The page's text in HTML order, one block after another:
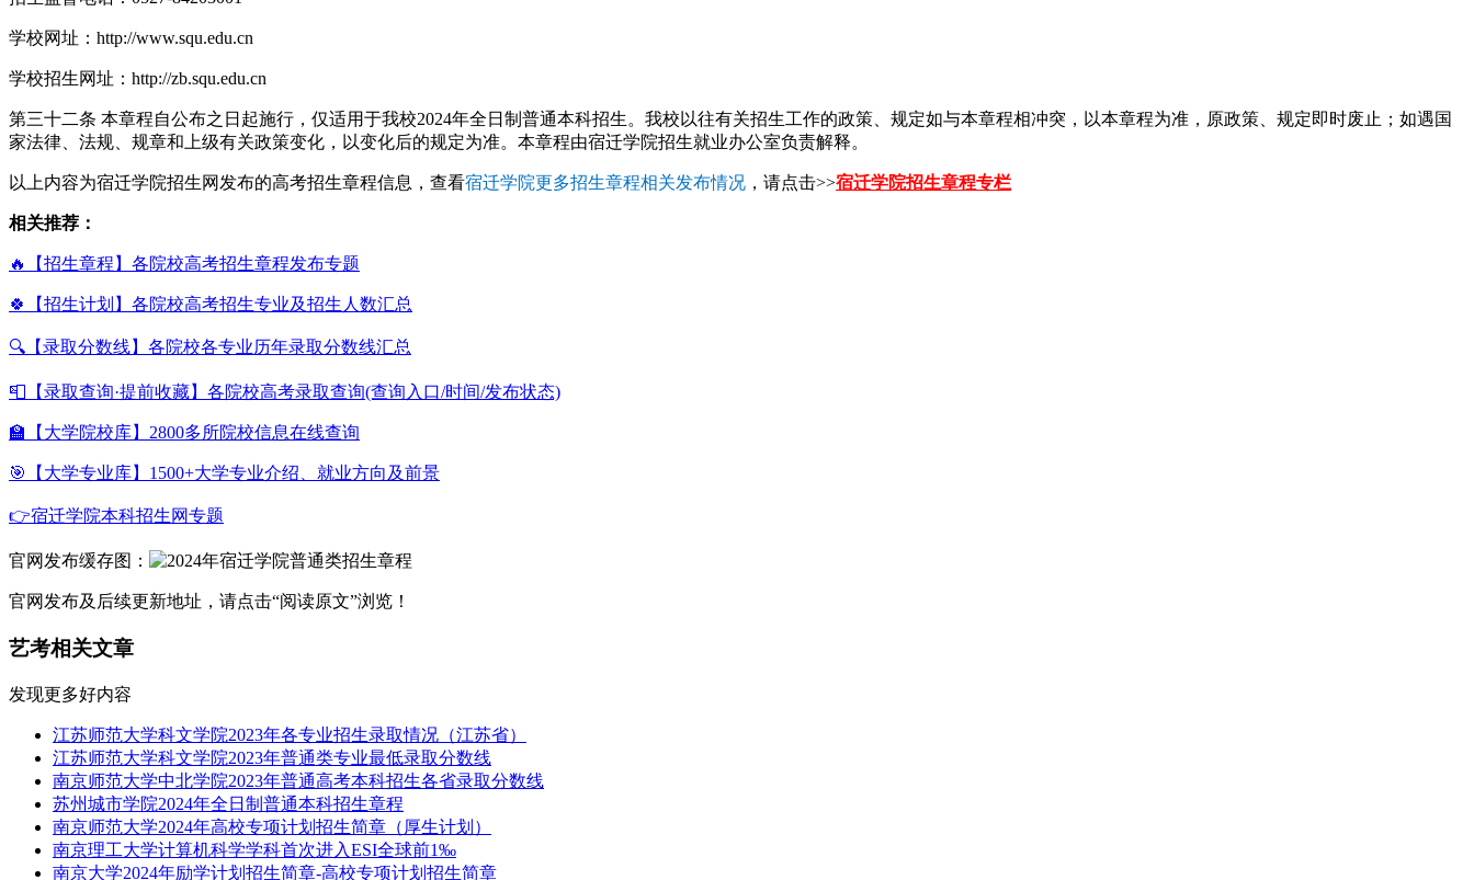
学校网址：http://www.squ.edu.cn
学校招生网址：http://zb.squ.edu.cn
第三十二条 本章程自公布之日起施行，仅适用于我校2024年全日制普通本科招生。我校以往有关招生工作的政策、规定如与本章程相冲突，以本章程为准，原政策、规定即时废止；如遇国
家法律、法规、规章和上级有关政策变化，以变化后的规定为准。本章程由宿迁学院招生就业办公室负责解释。
以上内容为宿迁学院招生网发布的高考招生章程信息，查看宿迁学院更多招生章程相关发布情况 ，请点击>>宿迁学院招生章程专栏
相关推荐：
🔥【招生章程】各院校高考招生章程发布专题
🍀【招生计划】各院校高考招生专业及招生人数汇总
🔍【录取分数线】各院校各专业历年录取分数线汇总
📮【录取查询·提前收藏】各院校高考录取查询(查询入口/时间/发布状态)
🏫【大学院校库】2800多所院校信息在线查询
🎯【大学专业库】1500+大学专业介绍、就业方向及前景
👉宿迁学院本科招生网专题
官网发布缓存图：
官网发布及后续更新地址，请点击“阅读原文”浏览！
艺考相关文章
发现更多好内容
江苏师范大学科文学院2023年各专业招生录取情况（江苏省）
江苏师范大学科文学院2023年普通类专业最低录取分数线
南京师范大学中北学院2023年普通高考本科招生各省录取分数线
苏州城市学院2024年全日制普通本科招生章程
南京师范大学2024年高校专项计划招生简章（厚生计划）
南京理工大学计算机科学学科首次进入ESI全球前1‰
南京大学2024年励学计划招生简章-高校专项计划招生简章